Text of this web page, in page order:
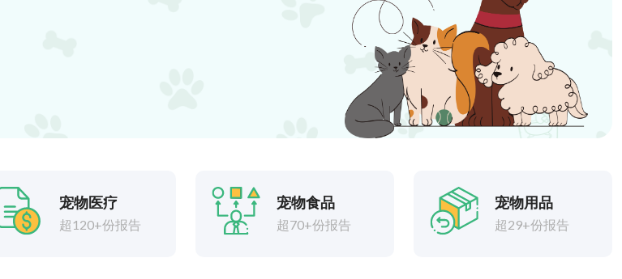
宠物医疗
超120+份报告
宠物食品
超70+份报告
宠物用品
超29+份报告